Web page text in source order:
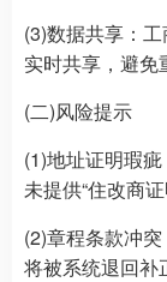
(3)数据共享：
实时共享，避免
(二)风险提示
(1)地址证明瑕
未提供“住改商
(2)章程条款冲
将被系统退回补